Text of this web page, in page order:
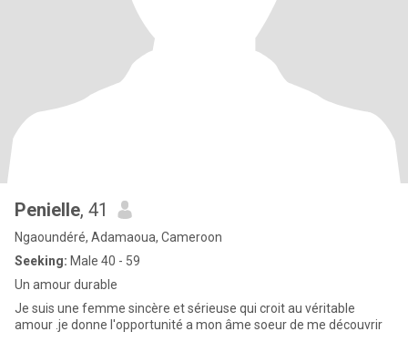
Penielle, 41
Ngaoundéré, Adamaoua, Cameroon
Seeking: Male 40 - 59
Un amour durable
Je suis une femme sincère et sérieuse qui croit au véritable
amour .je donne l'opportunité a mon âme soeur de me découvrir